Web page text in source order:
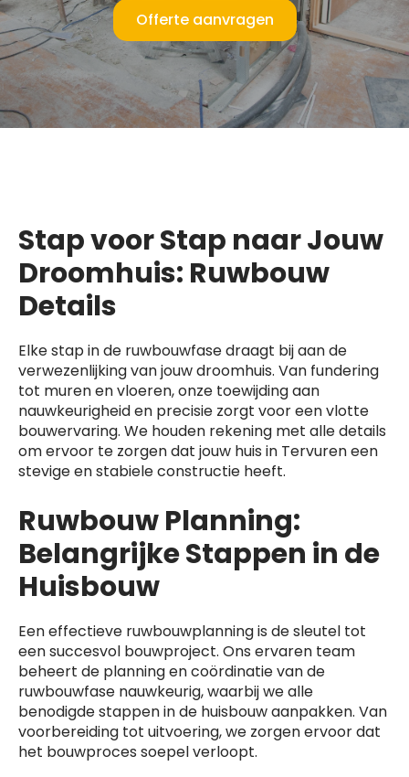
Offerte aanvragen
Stap voor Stap naar Jouw
Droomhuis: Ruwbouw
Details
Elke stap in de ruwbouwfase draagt bij aan de
verwezenlijking van jouw droomhuis. Van fundering
tot muren en vloeren, onze toewijding aan
nauwkeurigheid en precisie zorgt voor een vlotte
bouwervaring. We houden rekening met alle details
om ervoor te zorgen dat jouw huis in Tervuren een
stevige en stabiele constructie heeft.
Ruwbouw Planning:
Belangrijke Stappen in de
Huisbouw
Een effectieve ruwbouwplanning is de sleutel tot
een succesvol bouwproject. Ons ervaren team
beheert de planning en coördinatie van de
ruwbouwfase nauwkeurig, waarbij we alle
benodigde stappen in de huisbouw aanpakken. Van
voorbereiding tot uitvoering, we zorgen ervoor dat
het bouwproces soepel verloopt.